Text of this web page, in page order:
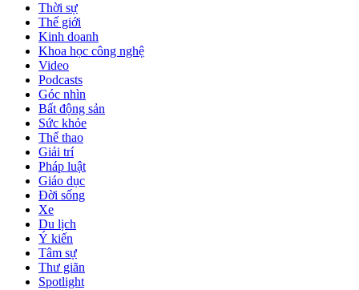
Thời sự
Thế giới
Kinh doanh
Khoa học công nghệ
Video
Podcasts
Góc nhìn
Bất động sản
Sức khỏe
Thể thao
Giải trí
Pháp luật
Giáo dục
Đời sống
Xe
Du lịch
Ý kiến
Tâm sự
Thư giãn
Spotlight